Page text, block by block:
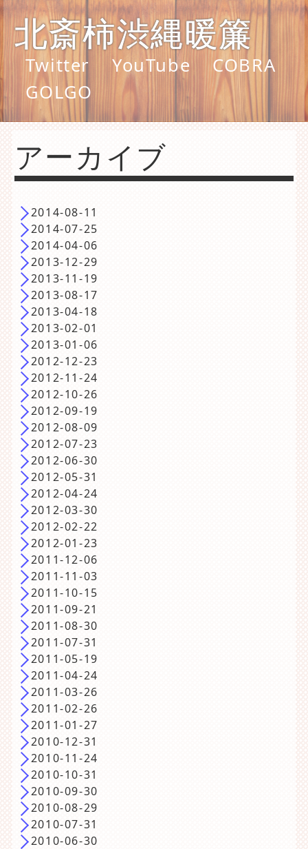
北斎柿渋縄暖簾
Twitter YouTube
COBRA
GOLGO
アーカイブ
2014-08-11
2014-07-25
2014-04-06
2013-12-29
2013-11-19
2013-08-17
2013-04-18
2013-02-01
2013-01-06
2012-12-23
2012-11-24
2012-10-26
2012-09-19
2012-08-09
2012-07-23
2012-06-30
2012-05-31
2012-04-24
2012-03-30
2012-02-22
2012-01-23
2011-12-06
2011-11-03
2011-10-15
2011-09-21
2011-08-30
2011-07-31
2011-05-19
2011-04-24
2011-03-26
2011-02-26
2011-01-27
2010-12-31
2010-11-24
2010-10-31
2010-09-30
2010-08-29
2010-07-31
2010-06-30